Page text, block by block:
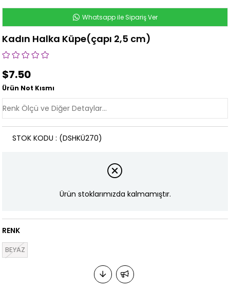
Whatsapp ile Sipariş Ver
Kadın Halka Küpe(çapı 2,5 cm)
$7.50
Ürün Not Kısmı
(DSHKÜ270)
STOK KODU
Ürün stoklarımızda kalmamıştır.
RENK
BEYAZ